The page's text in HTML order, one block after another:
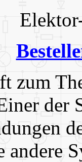
zum
der